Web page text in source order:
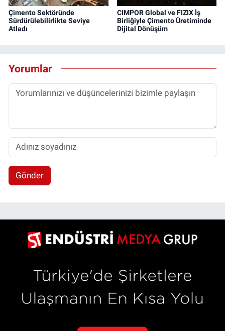
Çimento Sektöründe
Sürdürülebilirlikte Seviye
Atladı
CIMPOR Global ve FIZIX İş
Birliğiyle Çimento Üretiminde
Dijital Dönüşüm
Yorumlar
Gönder